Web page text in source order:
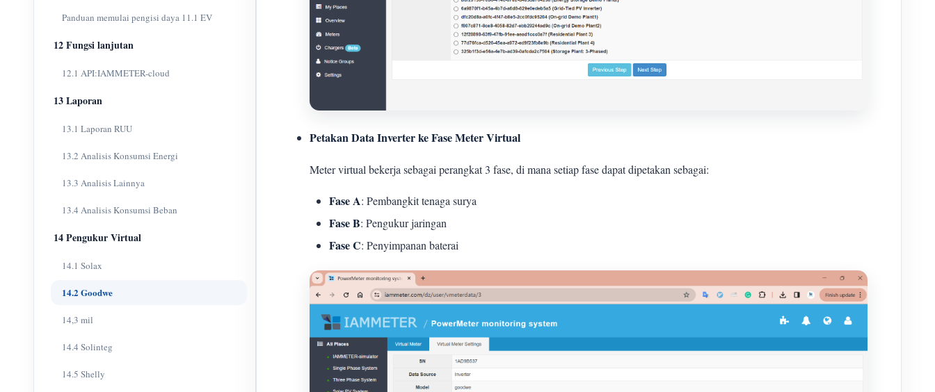
Panduan memulai pengisi daya 11.1 EV
12 Fungsi lanjutan
12.1 API:IAMMETER-cloud
13 Laporan
13.1 Laporan RUU
13.2 Analisis Konsumsi Energi
13.3 Analisis Lainnya
13.4 Analisis Konsumsi Beban
14 Pengukur Virtual
14.1 Solax
14.2 Goodwe
14,3 mil
14.4 Solinteg
14.5 Shelly
Petakan Data Inverter ke Fase Meter Virtual
Meter virtual bekerja sebagai perangkat 3 fase, di mana setiap fase dapat dipetakan sebagai:
Fase A: Pembangkit tenaga surya
Fase B: Pengukur jaringan
Fase C: Penyimpanan baterai